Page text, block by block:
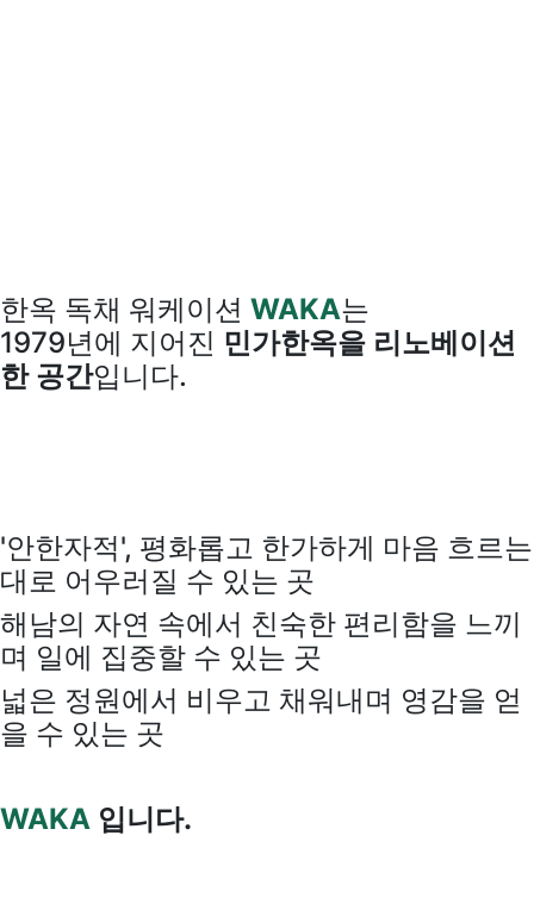
한옥 독채 워케이션 WAKA는
1979년에 지어진 민가한옥을 리노베이션
한 공간입니다.
'안한자적', 평화롭고 한가하게 마음 흐르는
대로 어우러질 수 있는 곳
해남의 자연 속에서 친숙한 편리함을 느끼
며 일에 집중할 수 있는 곳
넓은 정원에서 비우고 채워내며 영감을 얻
을 수 있는 곳
WAKA 입니다.